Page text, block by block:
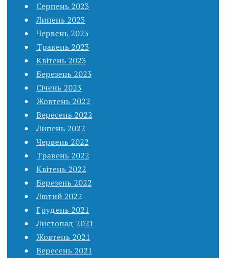
Серпень 2023
Липень 2023
Червень 2023
Травень 2023
Квітень 2023
Березень 2023
Січень 2023
Жовтень 2022
Вересень 2022
Липень 2022
Червень 2022
Травень 2022
Квітень 2022
Березень 2022
Лютий 2022
Грудень 2021
Листопад 2021
Жовтень 2021
Вересень 2021